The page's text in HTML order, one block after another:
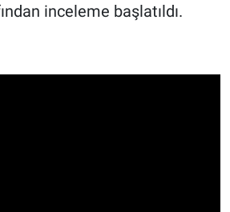
inceleme başlatıldı.